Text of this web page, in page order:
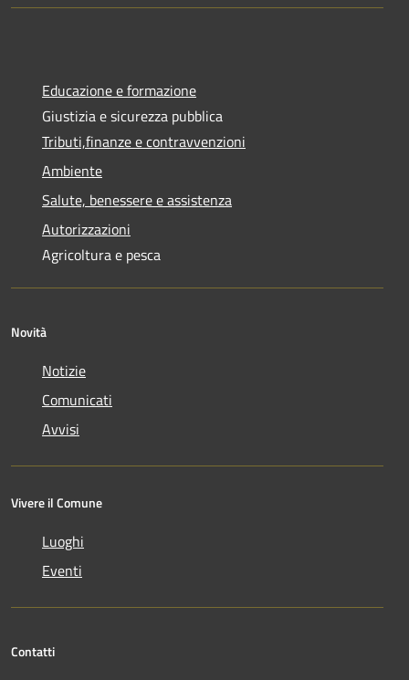
Educazione e formazione
Giustizia e sicurezza pubblica
Tributi,finanze e contravvenzioni
Ambiente
Salute, benessere e assistenza
Autorizzazioni
Agricoltura e pesca
Novità
Notizie
Comunicati
Avvisi
Vivere il Comune
Luoghi
Eventi
Contatti